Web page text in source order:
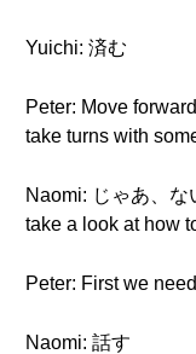
Yuichi: 済む
Peter: Move
take turns with
Naomi: じゃあ、な
take a look at how
Peter: First we
Naomi: 話す